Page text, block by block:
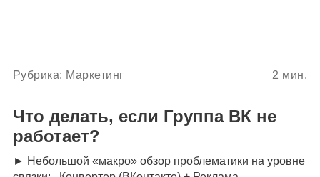
Рубрика: Маркетинг 2 мин.
Что делать, если Группа ВК не
работает?
► Небольшой «макро» обзор проблематики на уровне